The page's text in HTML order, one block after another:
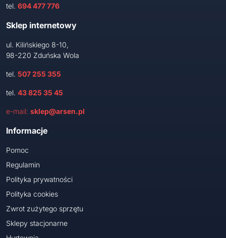
tel. 694 477 776
Sklep internetowy
ul. Kilińskiego 8-10,
98-220 Zduńska Wola
tel. 507 255 355
tel. 43 825 35 45
e-mail: sklep@arsen.pl
Informacje
Pomoc
Regulamin
Polityka prywatności
Polityka cookies
Zwrot zużytego sprzętu
Sklepy stacjonarne